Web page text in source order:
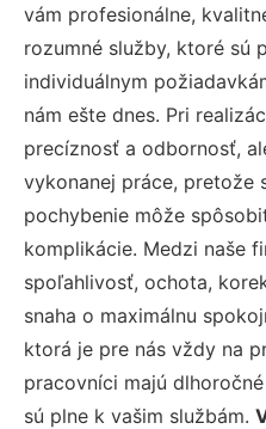
vám profesionálne,
rozumné služby, ktoré sú
individuálnym
nám ešte dnes. Pri
precíznosť a odbornosť,
vykonanej práce, pretože
pochybenie môže
komplikácie. Medzi naše
spoľahlivosť, ochota,
snaha o maximálnu
ktorá je pre nás vždy na
pracovníci majú
sú plne k vašim službám.